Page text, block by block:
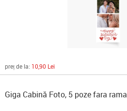
preț de la: 10,90 Lei
Giga Cabină Foto, 5 poze fara rama